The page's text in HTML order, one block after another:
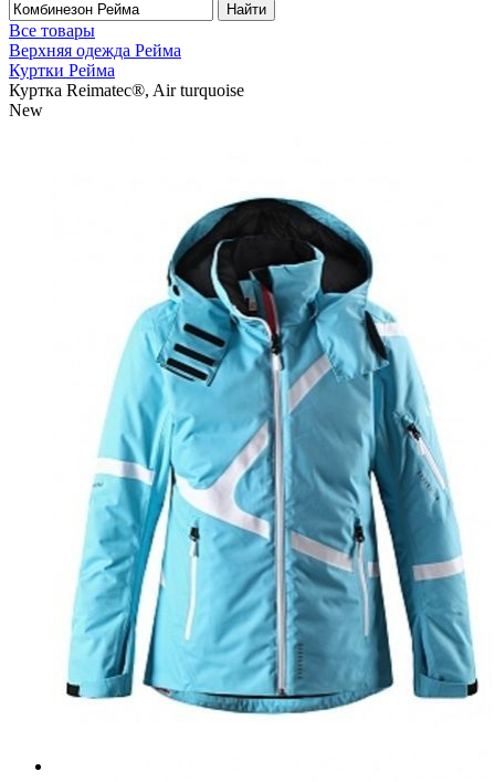
Найти
Все товары
Верхняя одежда Рейма
Куртки Рейма
Куртка Reimatec®, Air turquoise
New